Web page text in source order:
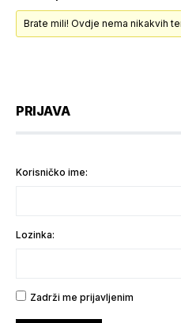
Brate mili! Ovdje nema nikakvih
PRIJAVA
Korisničko ime:
Lozinka:
Zadrži me prijavljenim